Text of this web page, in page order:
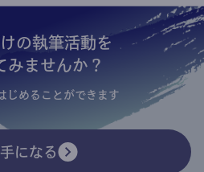
の執筆活動を
みませんか？
じめることができます
になる